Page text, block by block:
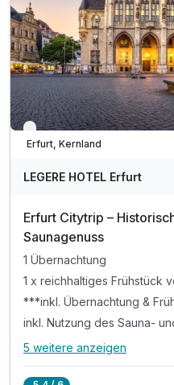
Besuch des hauseigenen
Verfügbar bis Dezember
Erfurt, Kernland
LEGERE HOTEL Erfurt
Erfurt Citytrip –
Saunagenuss
1 Übernachtung
1 x reichhaltiges Frühstück
***inkl. Übernachtung &
inkl. Nutzung des Sauna-
Alle Inklusivleistungen
5 weitere anzeigen